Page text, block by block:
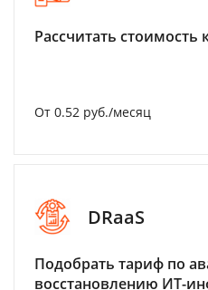
Рассчитать стоимость
От 0.52 руб./месяц
DRaaS
Подобрать тариф по
восстановлению ИТ-